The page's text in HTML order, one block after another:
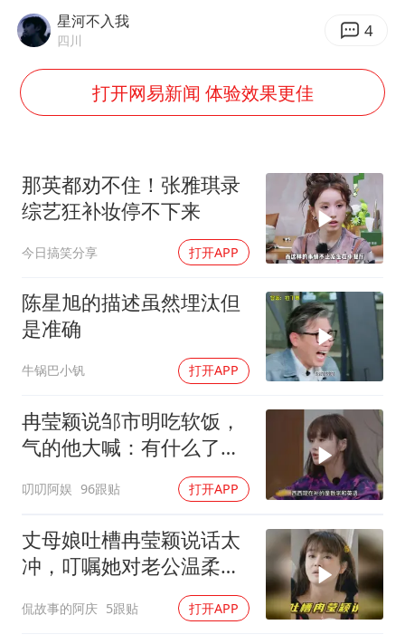
男子结婚8年3个女儿都不是亲生
加沙约14万栋建筑被完全摧毁
5万小车卖不动 微型代步车集体遇冷
从科技创新看开局起步的时与势
星河不入我
四川 4
打开网易新闻 体验效果更佳
那英都劝不住！张雅琪录
综艺狂补妆停不下来
今日搞笑分享 打开APP
陈星旭的描述虽然埋汰但
是准确
牛锅巴小钒 打开APP
冉莹颖说邹市明吃软饭，
气的他大喊：有什么了不
叨叨阿娱 96跟贴 打开APP
丈母娘吐槽冉莹颖说话太
冲，叮嘱她对老公温柔
点，话音未落邹市明开溜
了
侃故事的阿庆 5跟贴 打开APP